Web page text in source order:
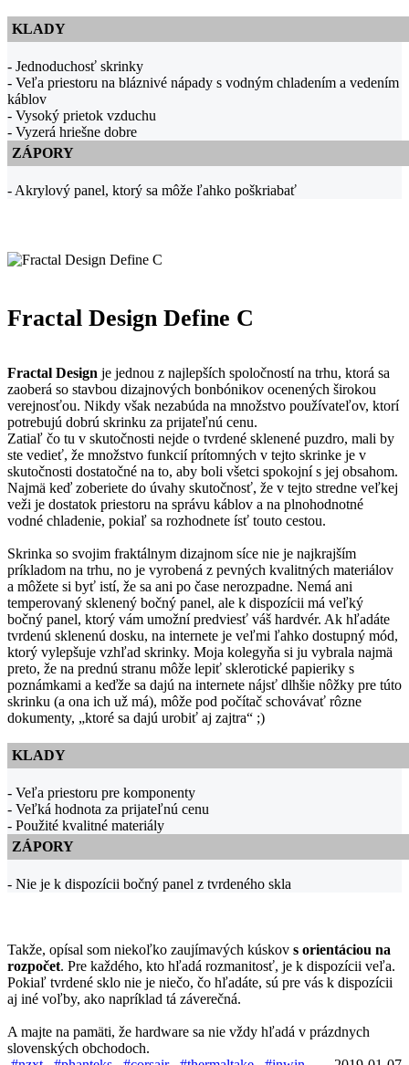
KLADY
- Jednoduchosť skrinky
- Veľa priestoru na bláznivé nápady s vodným chladením a vedením
káblov
- Vysoký prietok vzduchu
- Vyzerá hriešne dobre
ZÁPORY
- Akrylový panel, ktorý sa môže ľahko poškriabať
Fractal Design Define C
Fractal Design je jednou z najlepších spoločností na trhu, ktorá sa
zaoberá so stavbou dizajnových bonbónikov ocenených širokou
verejnosťou. Nikdy však nezabúda na množstvo používateľov, ktorí
potrebujú dobrú skrinku za prijateľnú cenu.
Zatiaľ čo tu v skutočnosti nejde o tvrdené sklenené puzdro, mali by
ste vedieť, že množstvo funkcií prítomných v tejto skrinke je v
skutočnosti dostatočné na to, aby boli všetci spokojní s jej obsahom.
Najmä keď zoberiete do úvahy skutočnosť, že v tejto stredne veľkej
veži je dostatok priestoru na správu káblov a na plnohodnotné
vodné chladenie, pokiaľ sa rozhodnete ísť touto cestou.
Skrinka so svojim fraktálnym dizajnom síce nie je najkrajším
príkladom na trhu, no je vyrobená z pevných kvalitných materiálov
a môžete si byť istí, že sa ani po čase nerozpadne. Nemá ani
temperovaný sklenený bočný panel, ale k dispozícii má veľký
bočný panel, ktorý vám umožní predviesť váš hardvér. Ak hľadáte
tvrdenú sklenenú dosku, na internete je veľmi ľahko dostupný mód,
ktorý vylepšuje vzhľad skrinky. Moja kolegyňa si ju vybrala najmä
preto, že na prednú stranu môže lepiť sklerotické papieriky s
poznámkami a keďže sa dajú na internete nájsť dlhšie nôžky pre túto
skrinku (a ona ich už má), môže pod počítač schovávať rôzne
dokumenty, „ktoré sa dajú urobiť aj zajtra“ ;)
KLADY
- Veľa priestoru pre komponenty
- Veľká hodnota za prijateľnú cenu
- Použité kvalitné materiály
ZÁPORY
- Nie je k dispozícii bočný panel z tvrdeného skla
Takže, opísal som niekoľko zaujímavých kúskov s orientáciou na
rozpočet. Pre každého, kto hľadá rozmanitosť, je k dispozícii veľa.
Pokiaľ tvrdené sklo nie je niečo, čo hľadáte, sú pre vás k dispozícii
aj iné voľby, ako napríklad tá záverečná.
A majte na pamäti, že hardware sa nie vždy hľadá v prázdnych
slovenských obchodoch.